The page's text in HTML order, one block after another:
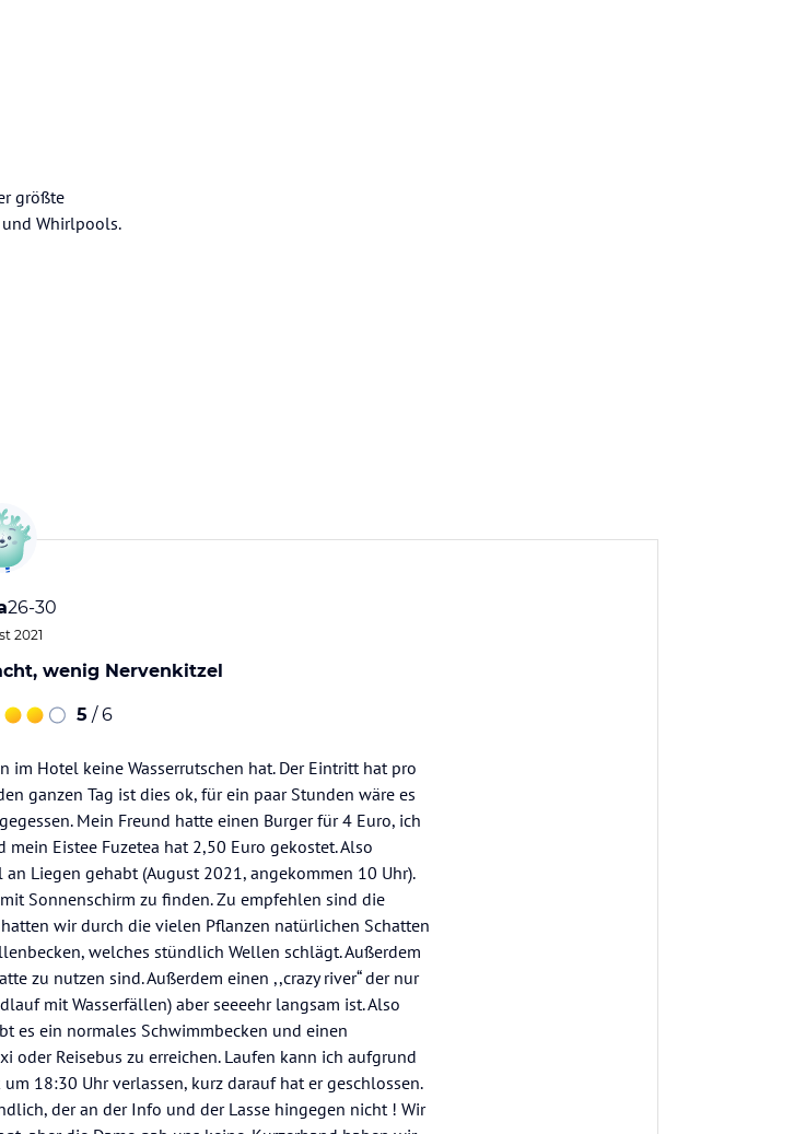
größte
und Whirlpools.
26-30
2021
wenig Nervenkitzel
5 / 6
im Hotel keine Wasserrutschen hat. Der Eintritt hat pro
ganzen Tag ist dies ok, für ein paar Stunden wäre es
Mein Freund hatte einen Burger für 4 Euro, ich
Eistee Fuzetea hat 2,50 Euro gekostet. Also
Liegen gehabt (August 2021, angekommen 10 Uhr).
Sonnenschirm zu finden. Zu empfehlen sind die
wir durch die vielen Pflanzen natürlichen Schatten
welches stündlich Wellen schlägt. Außerdem
zu nutzen sind. Außerdem einen ,,crazy river“ der nur
mit Wasserfällen) aber seeeehr langsam ist. Also
es ein normales Schwimmbecken und einen
oder Reisebus zu erreichen. Laufen kann ich aufgrund
18:30 Uhr verlassen, kurz darauf hat er geschlossen.
der an der Info und der Lasse hingegen nicht ! Wir